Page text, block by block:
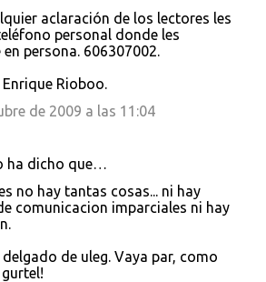
aclaración de los lectores les
personal donde les
en persona. 606307002.
Rioboo.
de 2009 a las 11:04
ha dicho que…
no hay tantas cosas... ni hay
comunicacion imparciales ni hay
delgado de uleg. Vaya par, como